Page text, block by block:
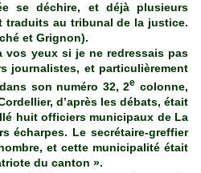
se déchire, et déjà plusieurs
traduits au tribunal de la justice.
et Grignon).
vos yeux si je ne redressais pas
journalistes, et particulièrement
son numéro 32, 2e colonne,
d’après les débats, était
huit officiers municipaux de La
écharpes. Le secrétaire-greffier
et cette municipalité était
du canton ».